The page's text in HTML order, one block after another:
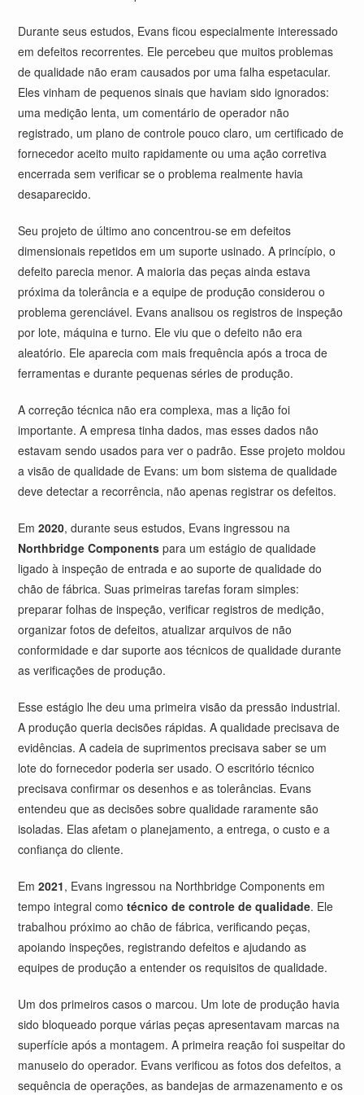
Durante seus estudos, Evans ficou especialmente interessado
em defeitos recorrentes. Ele percebeu que muitos problemas
de qualidade não eram causados por uma falha espetacular.
Eles vinham de pequenos sinais que haviam sido ignorados:
uma medição lenta, um comentário de operador não
registrado, um plano de controle pouco claro, um certificado de
fornecedor aceito muito rapidamente ou uma ação corretiva
encerrada sem verificar se o problema realmente havia
desaparecido.
Seu projeto de último ano concentrou-se em defeitos
dimensionais repetidos em um suporte usinado. A princípio, o
defeito parecia menor. A maioria das peças ainda estava
próxima da tolerância e a equipe de produção considerou o
problema gerenciável. Evans analisou os registros de inspeção
por lote, máquina e turno. Ele viu que o defeito não era
aleatório. Ele aparecia com mais frequência após a troca de
ferramentas e durante pequenas séries de produção.
A correção técnica não era complexa, mas a lição foi
importante. A empresa tinha dados, mas esses dados não
estavam sendo usados para ver o padrão. Esse projeto moldou
a visão de qualidade de Evans: um bom sistema de qualidade
deve detectar a recorrência, não apenas registrar os defeitos.
Em2020, durante seus estudos, Evans ingressou na
Northbridge Components para um estágio de qualidade
ligado à inspeção de entrada e ao suporte de qualidade do
chão de fábrica. Suas primeiras tarefas foram simples:
preparar folhas de inspeção, verificar registros de medição,
organizar fotos de defeitos, atualizar arquivos de não
conformidade e dar suporte aos técnicos de qualidade durante
as verificações de produção.
Esse estágio lhe deu uma primeira visão da pressão industrial.
A produção queria decisões rápidas. A qualidade precisava de
evidências. A cadeia de suprimentos precisava saber se um
lote do fornecedor poderia ser usado. O escritório técnico
precisava confirmar os desenhos e as tolerâncias. Evans
entendeu que as decisões sobre qualidade raramente são
isoladas. Elas afetam o planejamento, a entrega, o custo e a
confiança do cliente.
Em2021, Evans ingressou na Northbridge Components em
tempo integral comotécnico de controle de qualidade. Ele
trabalhou próximo ao chão de fábrica, verificando peças,
apoiando inspeções, registrando defeitos e ajudando as
equipes de produção a entender os requisitos de qualidade.
Um dos primeiros casos o marcou. Um lote de produção havia
sido bloqueado porque várias peças apresentavam marcas na
superfície após a montagem. A primeira reação foi suspeitar do
manuseio do operador. Evans verificou as fotos dos defeitos, a
sequência de operações, as bandejas de armazenamento e os